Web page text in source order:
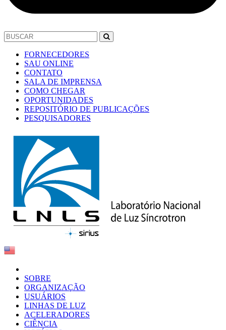
FORNECEDORES
SAU ONLINE
CONTATO
SALA DE IMPRENSA
COMO CHEGAR
OPORTUNIDADES
REPOSITÓRIO DE PUBLICAÇÕES
PESQUISADORES
SOBRE
ORGANIZAÇÃO
USUÁRIOS
LINHAS DE LUZ
ACELERADORES
CIÊNCIA